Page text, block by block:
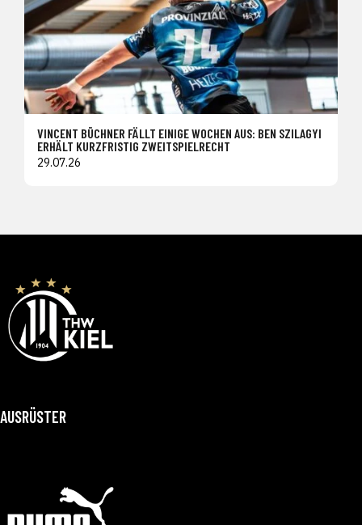
VINCENT BÜCHNER FÄLLT EINIGE WOCHEN AUS: BEN SZILAGYI
ERHÄLT KURZFRISTIG ZWEITSPIELRECHT
29.07.26
AUSRÜSTER